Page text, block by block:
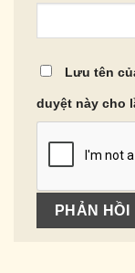
Lưu tên
duyệt này cho